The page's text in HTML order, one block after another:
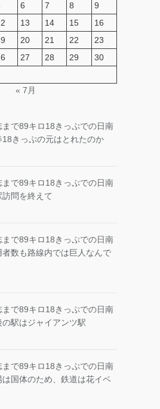
6 7 8
9
13 14 15
16
20 21 22
23
27 28 29
30
« 7月
で89キロ18きっぷでの日南
きっぷの元はとれたのか
で89キロ18きっぷでの日南
問を終えて
で89キロ18きっぷでの日南
数も路線内では巨人なんで
で89キロ18きっぷでの日南
駅はジャイアンツ駅
で89キロ18きっぷでの日南
国体のため、鉄道は花イベ